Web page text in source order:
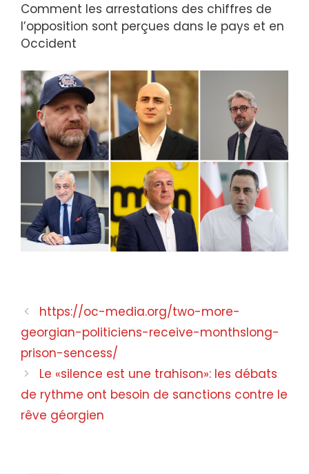
Comment les arrestations des chiffres de
l’opposition sont perçues dans le pays et en
Occident
https://oc-media.org/two-more-
georgian-politiciens-receive-monthslong-
prison-sencess/
Le «silence est une trahison»: les débats
de rythme ont besoin de sanctions contre le
rêve géorgien